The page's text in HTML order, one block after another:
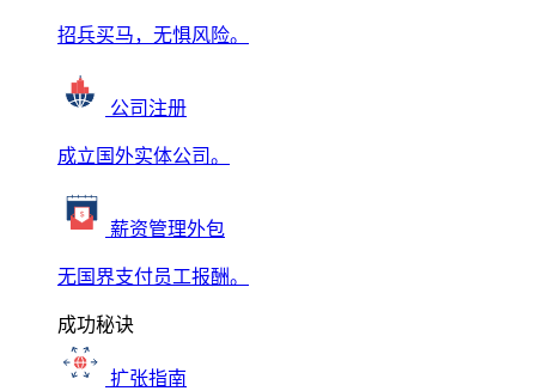
招兵买马，无惧风险。
公司注册
成立国外实体公司。
薪资管理外包
无国界支付员工报酬。
成功秘诀
扩张指南